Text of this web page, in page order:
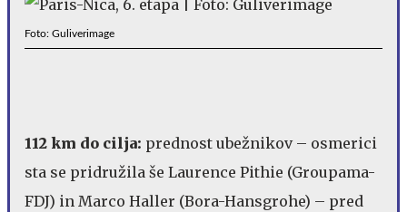
Foto: Guliverimage
112 km do cilja: prednost ubežnikov – osmerici
sta se pridružila še Laurence Pithie (Groupama-
FDJ) in Marco Haller (Bora-Hansgrohe) – pred